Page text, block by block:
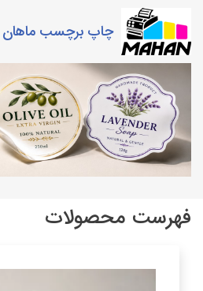
چاپ برچسب ماهان
فهرست محصولات